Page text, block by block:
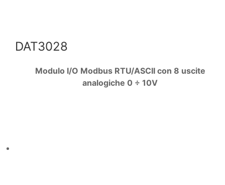
DAT3028
Modulo I/O Modbus RTU/ASCII con 8 uscite
analogiche 0 ÷ 10V